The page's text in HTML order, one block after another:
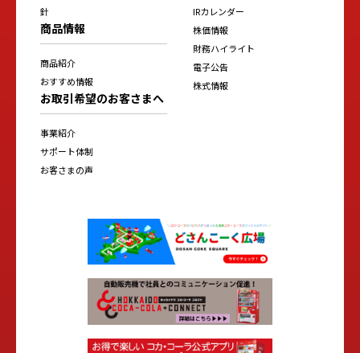
針
商品情報
商品紹介
おすすめ情報
お取引希望のお客さまへ
事業紹介
サポート体制
お客さまの声
IRカレンダー
株価情報
財務ハイライト
電子公告
株式情報